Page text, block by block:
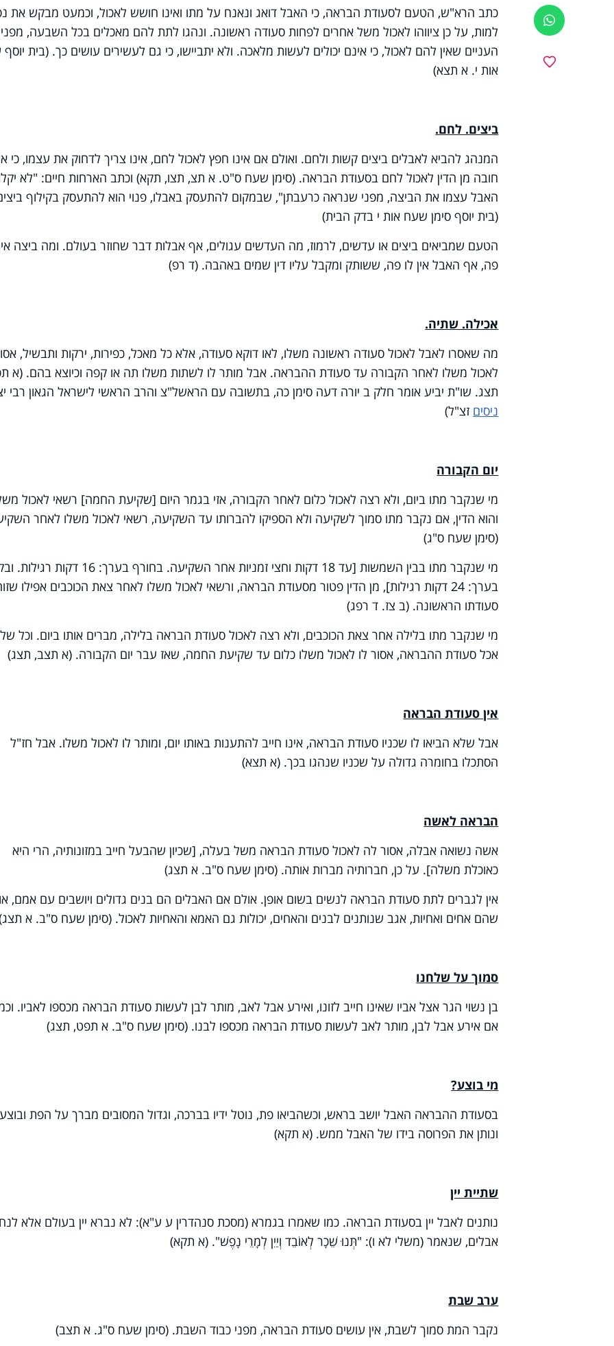
ווטסאפ
כתב הרא"ש, הטעם לסעודת הבראה, כי האבל דואג ונאנח על מתו ואינו חושש לאכול, וכמעט מבקש את
למות, על כן ציווהו לאכול משל אחרים לפחות סעודה ראשונה. ונהגו לתת להם מאכלים בכל השבעה, מפני
העניים שאין להם לאכול, כי אינם יכולים לעשות מלאכה. ולא יתביישו, כי גם לעשירים עושים כך. (בית
אות י. א תצא)
ביצים. לחם.
המנהג להביא לאבלים ביצים קשות ולחם. ואולם אם אינו חפץ לאכול לחם, אינו צריך לדחוק את עצמו, כי
חובה מן הדין לאכול לחם בסעודת הבראה. (סימן שעח ס"ט. א תצ, תצו, תקא) וכתב הארחות חיים: "לא
האבל עצמו את הביצה, מפני שנראה כרעבתן", שבמקום להתעסק באבלו, פנוי הוא להתעסק בקילוף
(בית יוסף סימן שעח אות י בדק הבית)
הטעם שמביאים ביצים או עדשים, לרמוז, מה העדשים עגולים, אף אבלות דבר שחוזר בעולם. ומה ביצה
פה, אף האבל אין לו פה, ששותק ומקבל עליו דין שמים באהבה. (ד רפ)
אכילה. שתיה.
מה שאסרו לאבל לאכול סעודה ראשונה משלו, לאו דוקא סעודה, אלא כל מאכל, כפירות, ירקות ותבשיל,
לאכול משלו לאחר הקבורה עד סעודת ההבראה. אבל מותר לו לשתות משלו תה או קפה וכיוצא בהם. (א
תצג. שו"ת יביע אומר חלק ב יורה דעה סימן כה, בתשובה עם הראשל"צ והרב הראשי לישראל הגאון רבי
ניסים זצ"ל)
יום הקבורה
מי שנקבר מתו ביום, ולא רצה לאכול כלום לאחר הקבורה, אזי בגמר היום [שקיעת החמה] רשאי לאכול
והוא הדין, אם נקבר מתו סמוך לשקיעה ולא הספיקו להברותו עד השקיעה, רשאי לאכול משלו לאחר
(סימן שעח ס"ג)
מי שנקבר מתו בבין השמשות [עד 18 דקות וחצי זמניות אחר השקיעה. בחורף בערך: 16
בערך: 24 דקות רגילות], מן הדין פטור מסעודת הבראה, ורשאי לאכול משלו לאחר צאת הכוכבים אפילו
סעודתו הראשונה. (ב צז. ד רפג)
מי שנקבר מתו בלילה אחר צאת הכוכבים, ולא רצה לאכול סעודת הבראה בלילה, מברים אותו ביום. וכל
אכל סעודת ההבראה, אסור לו לאכול משלו כלום עד שקיעת החמה, שאז עבר יום הקבורה. (א תצב, תצג)
אין סעודת הבראה
אבל שלא הביאו לו שכניו סעודת הבראה, אינו חייב להתענות באותו יום, ומותר לו לאכול משלו. אבל חז"ל
הסתכלו בחומרה גדולה על שכניו שנהגו בכך. (א תצא)
הבראה לאשה
אשה נשואה אבלה, אסור לה לאכול סעודת הבראה משל בעלה, [שכיון שהבעל חייב במזונותיה, הרי היא
כאוכלת משלה]. על כן, חברותיה מברות אותה. (סימן שעח ס"ב. א תצג)
אין לגברים לתת סעודת הבראה לנשים בשום אופן. אולם אם האבלים הם בנים גדולים ויושבים עם אמם, או
שהם אחים ואחיות, אגב שנותנים לבנים והאחים, יכולות גם האמא והאחיות לאכול. (סימן שעח ס"ב. א
סמוך על שלחנו
בן נשוי הגר אצל אביו שאינו חייב לזונו, ואירע אבל לאב, מותר לבן לעשות סעודת הבראה מכספו לאביו.
אם אירע אבל לבן, מותר לאב לעשות סעודת הבראה מכספו לבנו. (סימן שעח ס"ב. א תפט, תצג)
מי בוצע?
בסעודת ההבראה האבל יושב בראש, וכשהביאו פת, נוטל ידיו בברכה, וגדול המסובים מברך על הפת
ונותן את הפרוסה בידו של האבל ממש. (א תקא)
שתיית יין
נותנים לאבל יין בסעודת הבראה. כמו שאמרו בגמרא (מסכת סנהדרין ע ע"א): לא נברא יין בעולם אלא
אבלים, שנאמר (משלי לא ו): "תְּנוּ שֵׁכָר לְאוֹבֵד וְיַיִן לְמָרֵי נָפֶשׁ". (א תקא)
ערב שבת
נקבר המת סמוך לשבת, אין עושים סעודת הבראה, מפני כבוד השבת. (סימן שעח ס"ג. א תצב)